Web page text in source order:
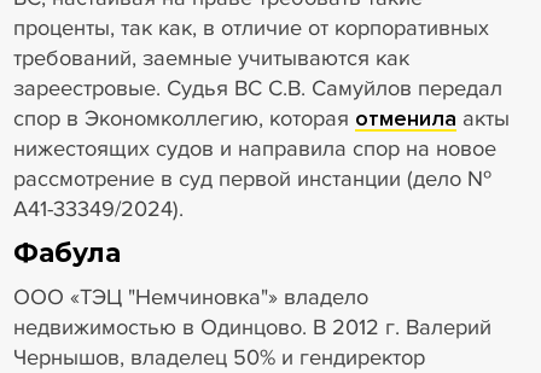
проценты, так как, в отличие от корпоративных
требований, заемные учитываются как
зареестровые. Судья ВС С.В. Самуйлов передал
спор в Экономколлегию, которая отменила акты
нижестоящих судов и направила спор на новое
рассмотрение в суд первой инстанции (дело №
А41-33349/2024).
Фабула
ООО «ТЭЦ "Немчиновка"» владело
недвижимостью в Одинцово. В 2012 г. Валерий
Чернышов, владелец 50% и гендиректор